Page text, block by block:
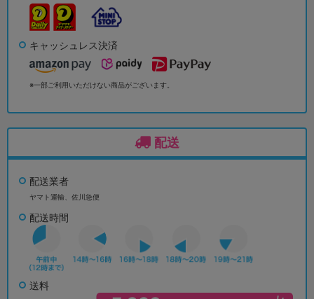
キャッシュレス決済
※一部ご利用いただけない商品がございます。
配送
配送業者
ヤマト運輸、佐川急便
配送時間
送料